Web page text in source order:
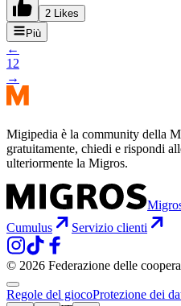
2 Likes
Più
←
1 2
→
Migipedia è la community della
gratuitamente, chiedi e rispondi
ulteriormente la Migros.
Cumulus
Servizio clienti
© 2026 Federazione delle
Regole del giocoProtezione dei